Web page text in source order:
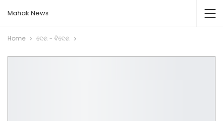
Mahak News
Home ଦେଶ - ବିଦେଶ